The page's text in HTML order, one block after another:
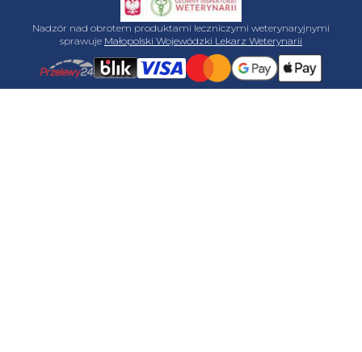
Nadzór nad obrotem produktami leczniczymi weterynaryjnymi
sprawuje Małopolski Wojewódzki Lekarz Weterynarii